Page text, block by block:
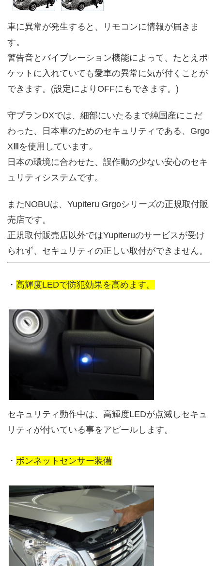
車に異常が発生すると、リモコンに情報が届きま
す。
警告音とバイブレーション機能によって、たとえポ
ケットに入れていても愛車の異常に気が付くことが
できます。(設定によりOFFにもできます。)
守プランDXでは、細部にいたるまで純国産にこだ
わった、日本車のためのセキュリティである、Grgo
XⅢを使用しています。
日本の環境に合わせた、誤作動の少ない安心のセキ
ュリティシステムです。
またNOBUは、Yupiteru Grgoシリーズの正規取付販
売店です。
正規取付販売店以外ではYupiteruのサービスが受け
られず、セキュリティの正しい取付ができません。
・ 高輝度LEDで防犯効果を高めます。
セキュリティ動作中は、高輝度LEDが点滅しセキュ
リティが付いている事をアピールします。
・ ボンネットセンサー装備